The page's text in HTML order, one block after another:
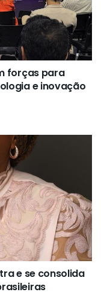
forças para
e inovação
e se consolida